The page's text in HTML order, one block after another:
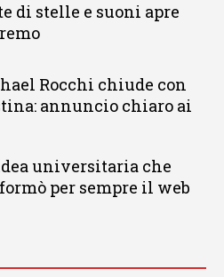
di stelle e suoni apre
Rocchi chiude con
annuncio chiaro ai
universitaria che
per sempre il web